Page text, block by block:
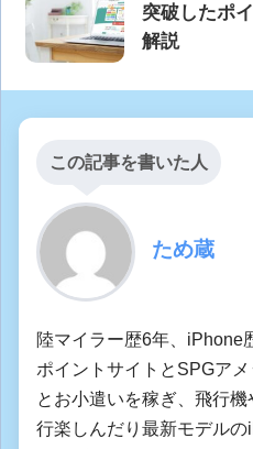
突破したポ
解説
この記事を書いた人
ため蔵
陸マイラー歴6年、iPhone
ポイントサイトとSPGア
とお小遣いを稼ぎ、飛行
行楽しんだり最新モデルの